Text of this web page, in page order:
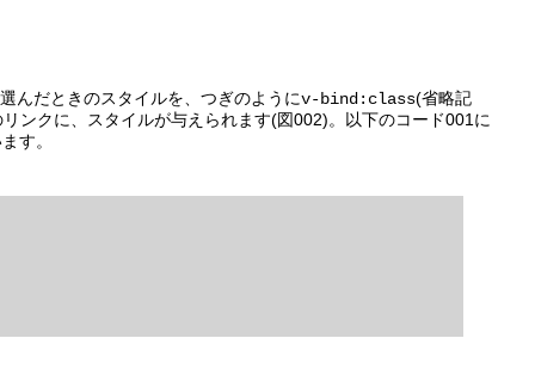
んだときのスタイルを、つぎのようにv-bind:class(省略記
ンクに、スタイルが与えられます(図002)。以下のコード001に
す。